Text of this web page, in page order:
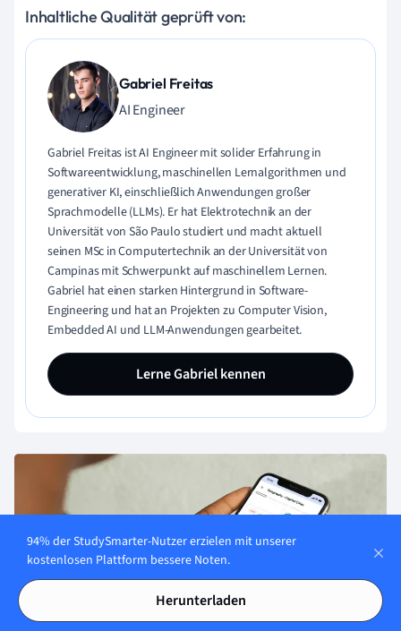
Inhaltliche Qualität geprüft von:
Gabriel Freitas
AI Engineer
Gabriel Freitas ist AI Engineer mit solider Erfahrung in
Softwareentwicklung, maschinellen Lernalgorithmen und
generativer KI, einschließlich Anwendungen großer
Sprachmodelle (LLMs). Er hat Elektrotechnik an der
Universität von São Paulo studiert und macht aktuell
seinen MSc in Computertechnik an der Universität von
Campinas mit Schwerpunkt auf maschinellem Lernen.
Gabriel hat einen starken Hintergrund in Software-
Engineering und hat an Projekten zu Computer Vision,
Embedded AI und LLM-Anwendungen gearbeitet.
Lerne Gabriel kennen
94% der StudySmarter-Nutzer erzielen mit unserer
kostenlosen Plattform bessere Noten.
Herunterladen